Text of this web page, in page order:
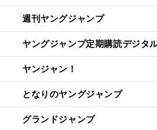
週刊ヤングジャンプ
ヤングジャンプ定期購読デジタ
ヤンジャン！
となりのヤングジャンプ
グランドジャンプ